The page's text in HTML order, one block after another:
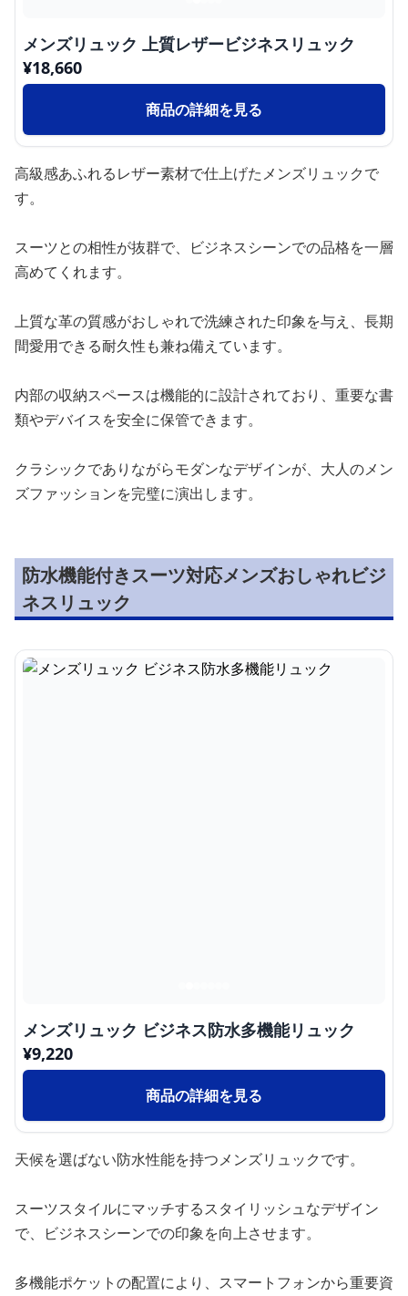
メンズリュック 上質レザービジネスリュック
¥18,660
商品の詳細を見る
高級感あふれるレザー素材で仕上げたメンズリュックで
す。
スーツとの相性が抜群で、ビジネスシーンでの品格を一層
高めてくれます。
上質な革の質感がおしゃれで洗練された印象を与え、長期
間愛用できる耐久性も兼ね備えています。
内部の収納スペースは機能的に設計されており、重要な書
類やデバイスを安全に保管できます。
クラシックでありながらモダンなデザインが、大人のメン
ズファッションを完璧に演出します。
防水機能付きスーツ対応メンズおしゃれビジ
ネスリュック
メンズリュック ビジネス防水多機能リュック
¥9,220
商品の詳細を見る
天候を選ばない防水性能を持つメンズリュックです。
スーツスタイルにマッチするスタイリッシュなデザイン
で、ビジネスシーンでの印象を向上させます。
多機能ポケットの配置により、スマートフォンから重要資